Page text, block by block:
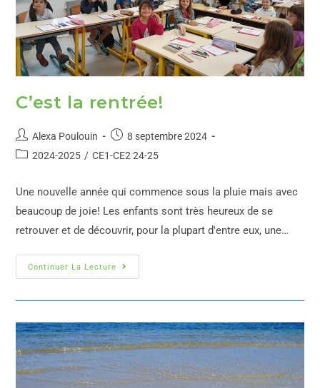
C’est la rentrée!
Alexa Poulouin
8 septembre 2024
2024-2025 / CE1-CE2 24-25
Une nouvelle année qui commence sous la pluie mais avec
beaucoup de joie! Les enfants sont très heureux de se
retrouver et de découvrir, pour la plupart d'entre eux, une…
Continuer La Lecture